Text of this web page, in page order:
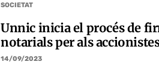
SOCIETAT
Unnic inicia el procés de
notarials per als
14/09/2023